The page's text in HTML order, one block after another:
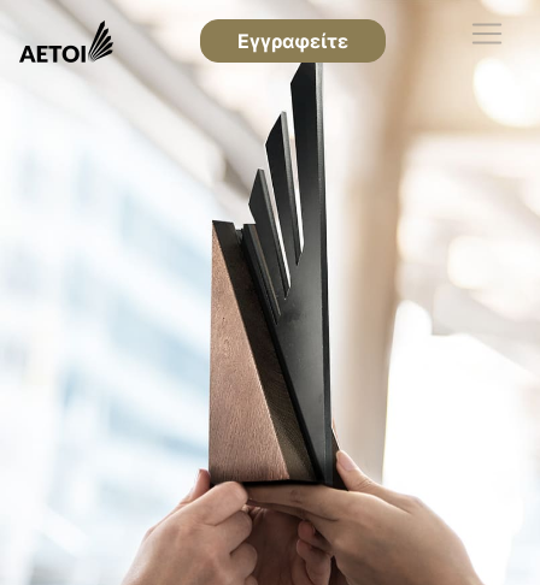
Εγγραφείτε